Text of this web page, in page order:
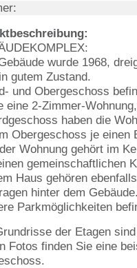
wurde 1968,
gutem Zustand.
und Obergeschoss
eine 2-Zimmer-
haben die
Obergeschoss je einen
Wohnung gehört im
gemeinschaftlichen
Haus gehören
hinter dem
Parkmöglichkeiten
der Etagen
Fotos finden Sie eine